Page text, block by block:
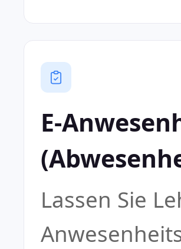
E-
Lassen Sie